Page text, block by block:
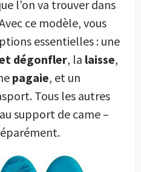
l’on va trouver dans
ce modèle, vous
essentielles : une
dégonfler, la laisse,
pagaie, et un
Tous les autres
support de came –